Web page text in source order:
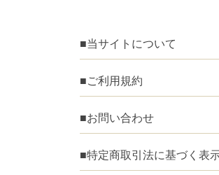
■当サイトについて
■ご利用規約
■お問い合わせ
■特定商取引法に基づく表